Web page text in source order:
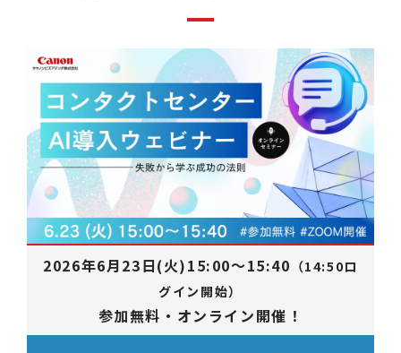
2026年6月23日(火)15:00～15:40 （14:50ロ
グイン開始）
参加無料・オンライン開催！